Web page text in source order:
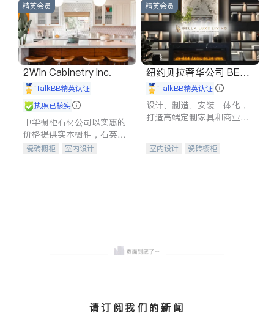
精英会员
2Win Cabinetry Inc.
iTalkBB精英认证
执照已核实
中华橱柜石材公司以实惠的
价格提供实木橱柜，石英石
台面，多种优质不锈钢水
瓷砖橱柜
室内设计
精英会员
纽约贝拉奢华公司 BELL
A LUXE
iTalkBB精英认证
设计、制造、安装一体化，
打造高端定制家具和商业空
室内设计
瓷砖橱柜
请订阅我们的新闻